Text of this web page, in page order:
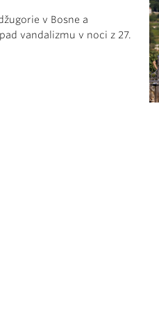
v Bosne a
vandalizmu v noci z 27.